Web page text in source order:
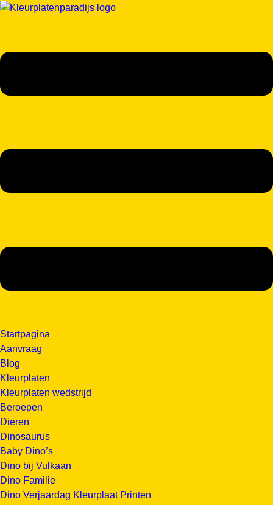
Startpagina
Aanvraag
Blog
Kleurplaten
Kleurplaten wedstrijd
Beroepen
Dieren
Dinosaurus
Baby Dino’s
Dino bij Vulkaan
Dino Familie
Dino Verjaardag Kleurplaat Printen